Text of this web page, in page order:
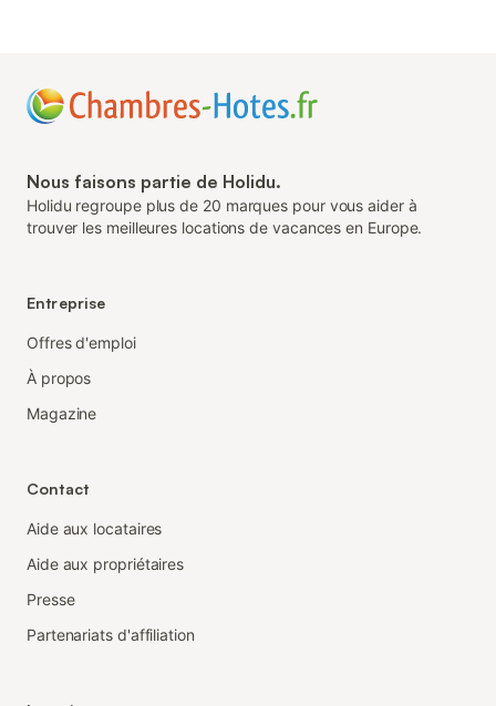
Nous faisons partie de Holidu.
Holidu regroupe plus de 20 marques pour vous aider à
trouver les meilleures locations de vacances en Europe.
Entreprise
Offres d'emploi
À propos
Magazine
Contact
Aide aux locataires
Aide aux propriétaires
Presse
Partenariats d'affiliation